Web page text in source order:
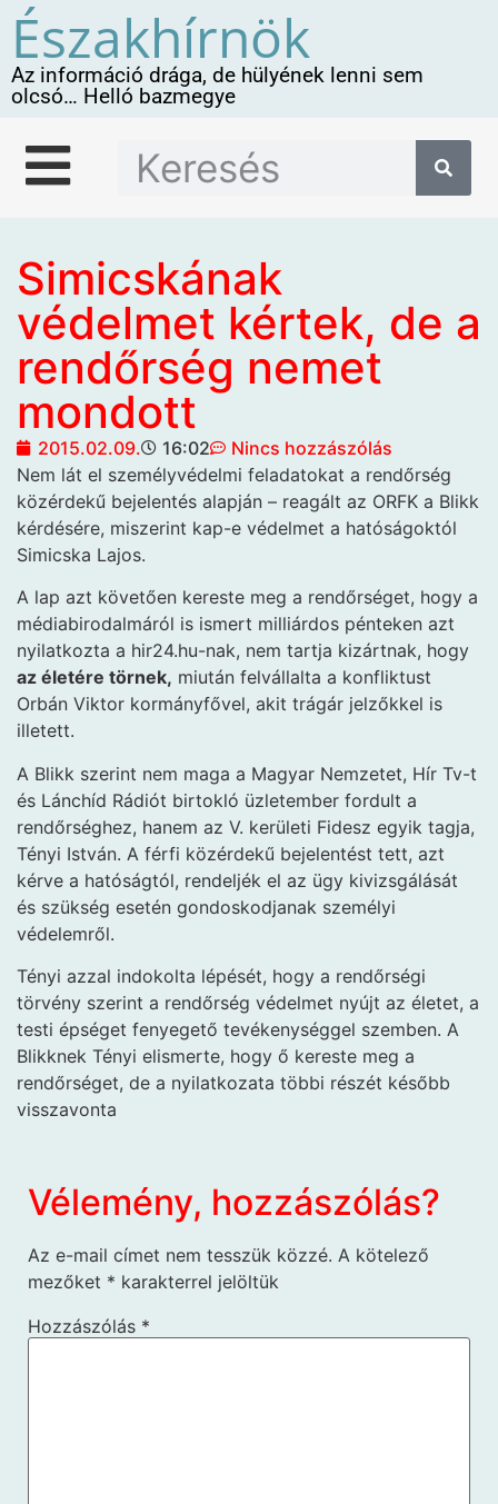
Északhírnök
Az információ drága, de hülyének lenni sem
olcsó… Helló bazmegye
Simicskának
védelmet kértek, de a
rendőrség nemet
mondott
2015.02.09. 16:02
Nincs hozzászólás
Nem lát el személyvédelmi feladatokat a rendőrség
közérdekű bejelentés alapján – reagált az ORFK a Blikk
kérdésére, miszerint kap-e védelmet a hatóságoktól
Simicska Lajos.
A lap azt követően kereste meg a rendőrséget, hogy a
médiabirodalmáról is ismert milliárdos pénteken azt
nyilatkozta a hir24.hu-nak, nem tartja kizártnak, hogy
az életére törnek, miután felvállalta a konfliktust
Orbán Viktor kormányfővel, akit trágár jelzőkkel is
illetett.
A Blikk szerint nem maga a Magyar Nemzetet, Hír Tv-t
és Lánchíd Rádiót birtokló üzletember fordult a
rendőrséghez, hanem az V. kerületi Fidesz egyik tagja,
Tényi István. A férfi közérdekű bejelentést tett, azt
kérve a hatóságtól, rendeljék el az ügy kivizsgálását
és szükség esetén gondoskodjanak személyi
védelemről.
Tényi azzal indokolta lépését, hogy a rendőrségi
törvény szerint a rendőrség védelmet nyújt az életet, a
testi épséget fenyegető tevékenységgel szemben. A
Blikknek Tényi elismerte, hogy ő kereste meg a
rendőrséget, de a nyilatkozata többi részét később
visszavonta
Vélemény, hozzászólás?
Az e-mail címet nem tesszük közzé. A kötelező
mezőket * karakterrel jelöltük
Hozzászólás *